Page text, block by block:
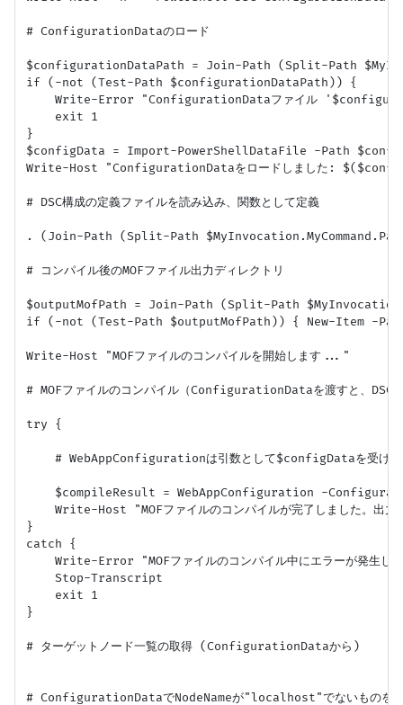
# ConfigurationDataのロード
$configurationDataPath = Join-Path (Split-Path
if (-not (Test-Path $configurationDataPath)) {
Write-Error "ConfigurationDataファイル
    exit 1
}
$configData = Import-PowerShellDataFile -Path
Write-Host "ConfigurationDataをロードしました:
# DSC構成の定義ファイルを読み込み、関数として定義
. (Join-Path (Split-Path
# コンパイル後のMOFファイル出力ディレクトリ
$outputMofPath = Join-Path (Split-Path
if (-not (Test-Path $outputMofPath)) { New-Item -
Write-Host "MOFファイルのコンパイルを開始します..."
# MOFファイルのコンパイル（ConfigurationDataを渡すと、DSC構
try {
# WebAppConfigurationは引数として$configDataを受け取
$compileResult = WebAppConfiguration -
Write-Host "MOFファイルのコンパイルが完了しました。出
}
catch {
Write-Error "MOFファイルのコンパイル中にエラーが発生
    Stop-Transcript
    exit 1
}
# ターゲットノード一覧の取得 (ConfigurationDataから)
# ConfigurationDataでNodeNameが"localhost"でないものを対